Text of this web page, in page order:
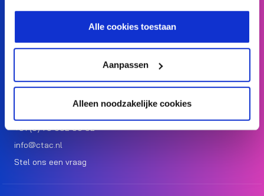
hoe wij jouw gegevensverwerken in onze privacy- en
Alle cookies toestaan
Aanpassen
Alleen noodzakelijke cookies
Ctac Group
+31 (0) 73 692 06 92
info@ctac.nl
Stel ons een vraag